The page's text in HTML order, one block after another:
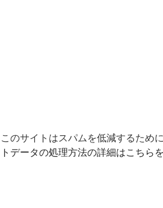
このサイトはスパムを低減するため
トデータの処理方法の詳細はこちら